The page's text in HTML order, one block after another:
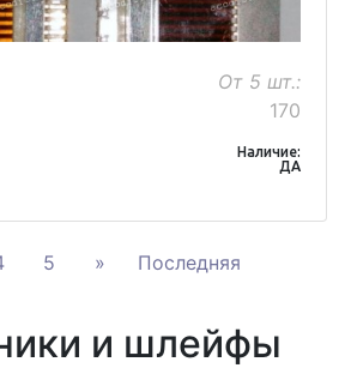
От 5 шт.:
170
Наличие:
ДА
5 » Последняя
и шлейфы